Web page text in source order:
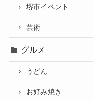
堺市イベント
芸術
グルメ
うどん
お好み焼き